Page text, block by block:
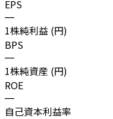
EPS
—
1株純利益 (円)
BPS
—
1株純資産 (円)
ROE
—
自己資本利益率